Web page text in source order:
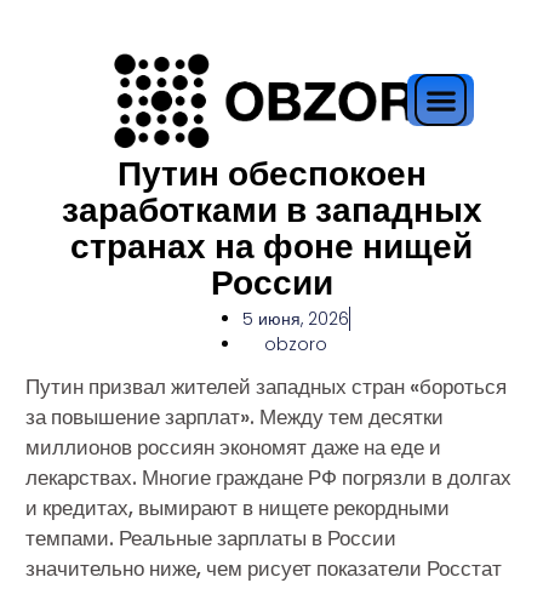
Путин обеспокоен
заработками в западных
странах на фоне нищей
России
5 июня, 2026
obzoro
Путин призвал жителей западных стран «бороться
за повышение зарплат». Между тем десятки
миллионов россиян экономят даже на еде и
лекарствах. Многие граждане РФ погрязли в долгах
и кредитах, вымирают в нищете рекордными
темпами. Реальные зарплаты в России
значительно ниже, чем рисует показатели Росстат